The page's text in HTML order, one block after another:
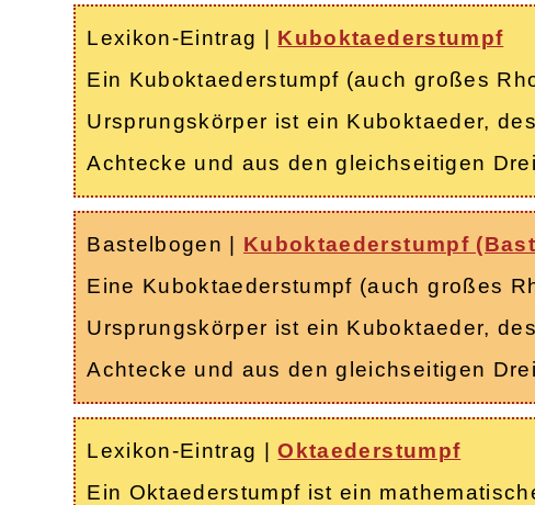
Lexikon-Eintrag | Kuboktaederstumpf
Ein Kuboktaederstumpf (auch großes
Ursprungskörper ist ein Kuboktaeder,
Achtecke und aus den gleichseitigen
Bastelbogen | Kuboktaederstumpf
Eine Kuboktaederstumpf (auch großes
Ursprungskörper ist ein Kuboktaeder,
Achtecke und aus den gleichseitigen
Lexikon-Eintrag |Oktaederstumpf
Ein Oktaederstumpf ist ein